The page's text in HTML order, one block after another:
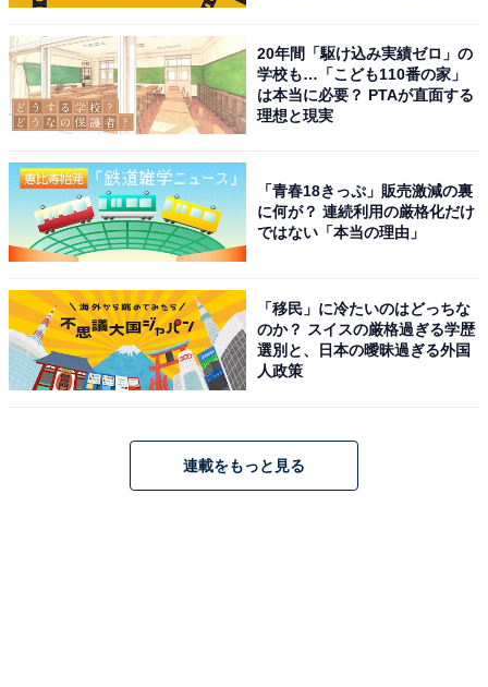
こちらもおすすめ
【2025年調査】
20年間「駆け込み実績ゼロ」の
学校も…「こども110番の家」
は本当に必要？ PTAが直面する
理想と現実
「青春18きっぷ」販売激減の裏
に何が？ 連続利用の厳格化だけ
ではない「本当の理由」
「移民」に冷たいのはどっちな
のか？ スイスの厳格過ぎる学歴
選別と、日本の曖昧過ぎる外国
人政策
連載をもっと見る